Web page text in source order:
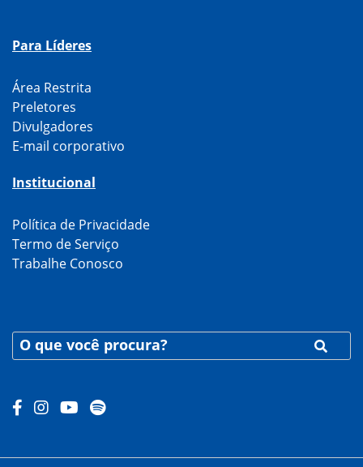
Para Líderes
Área Restrita
Preletores
Divulgadores
E-mail corporativo
Institucional
Política de Privacidade
Termo de Serviço
Trabalhe Conosco